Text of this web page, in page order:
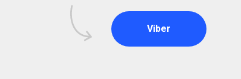
Viber